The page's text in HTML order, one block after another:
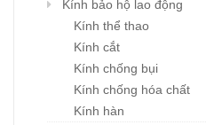
Kính bảo hộ lao động
Kính thể thao
Kính cắt
Kính chống bụi
Kính chống hóa chất
Kính hàn